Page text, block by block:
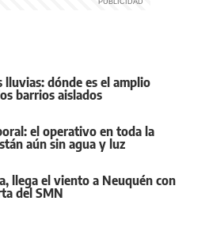
dónde es el amplio
barrios aislados
el operativo en toda la
aún sin agua y luz
llega el viento a Neuquén con
del SMN